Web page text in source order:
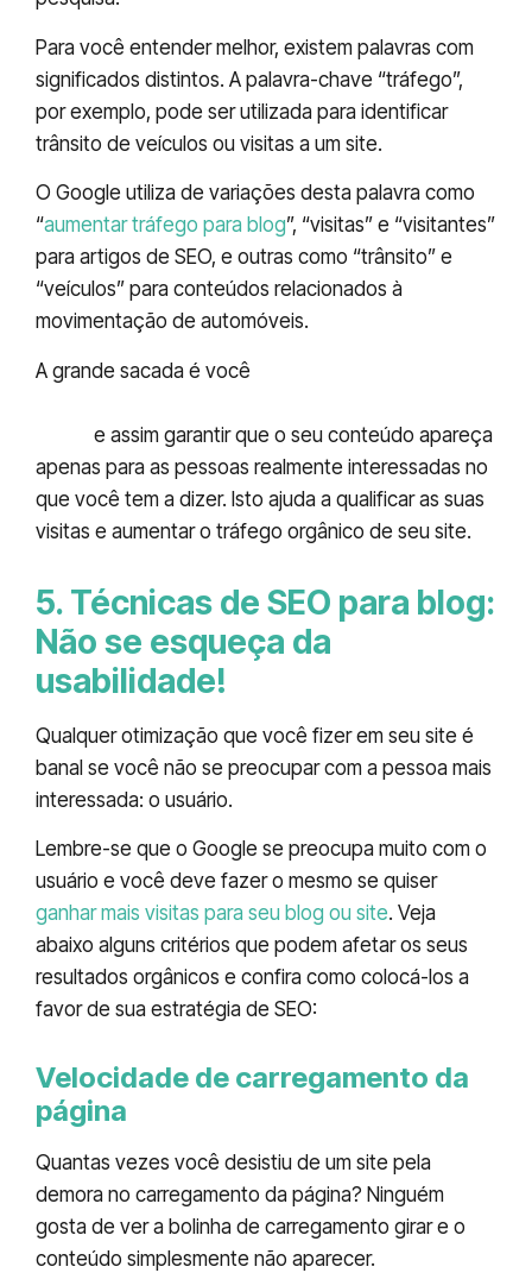
Para você entender melhor, existem palavras com
significados distintos. A palavra-chave “tráfego”,
por exemplo, pode ser utilizada para identificar
trânsito de veículos ou visitas a um site.
O Google utiliza de variações desta palavra como
“aumentar tráfego para blog”, “visitas” e “visitantes”
para artigos de SEO, e outras como “trânsito” e
“veículos” para conteúdos relacionados à
movimentação de automóveis.
A grande sacada é você
e assim garantir que o seu conteúdo apareça
apenas para as pessoas realmente interessadas no
que você tem a dizer. Isto ajuda a qualificar as suas
visitas e aumentar o tráfego orgânico de seu site.
5. Técnicas de SEO para blog:
Não se esqueça da
usabilidade!
Qualquer otimização que você fizer em seu site é
banal se você não se preocupar com a pessoa mais
interessada: o usuário.
Lembre-se que o Google se preocupa muito com o
usuário e você deve fazer o mesmo se quiser
ganhar mais visitas para seu blog ou site. Veja
abaixo alguns critérios que podem afetar os seus
resultados orgânicos e confira como colocá-los a
favor de sua estratégia de SEO:
Velocidade de carregamento da
página
Quantas vezes você desistiu de um site pela
demora no carregamento da página? Ninguém
gosta de ver a bolinha de carregamento girar e o
conteúdo simplesmente não aparecer.